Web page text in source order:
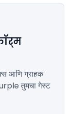
आणि ग्राहक
तुमचा गेस्ट